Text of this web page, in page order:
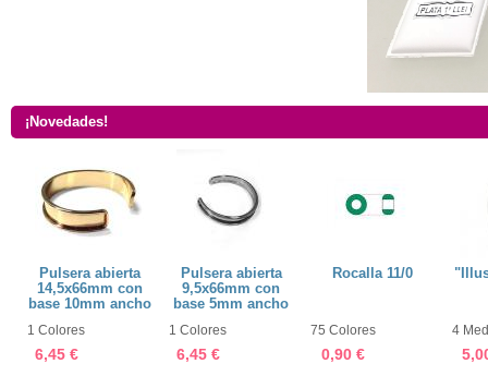
¡Novedades!
Pulsera abierta
14,5x66mm con
base 10mm ancho
1 Colores
6,45 €
Pulsera abierta
9,5x66mm con
base 5mm ancho
1 Colores
6,45 €
Rocalla 11/0
75 Colores
0,90 €
4